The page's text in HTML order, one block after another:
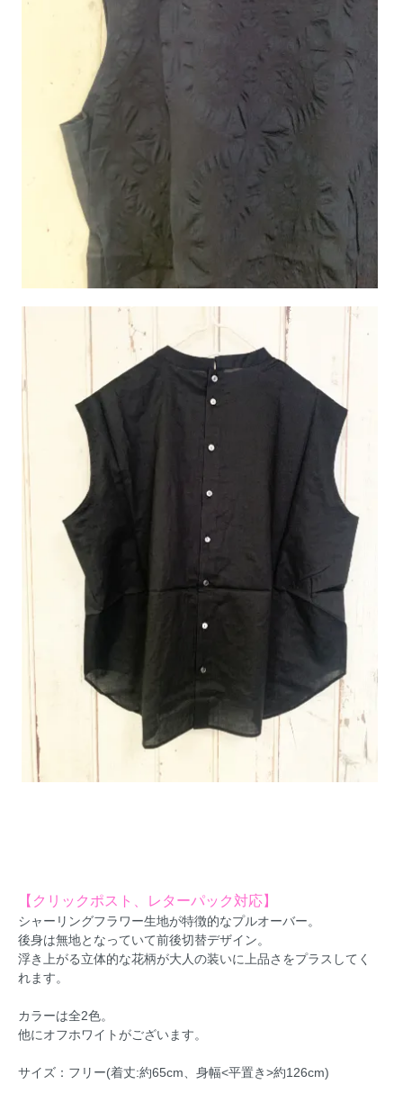
【クリックポスト、レターパック対応】
シャーリングフラワー生地が特徴的なプルオーバー。
後身は無地となっていて前後切替デザイン。
浮き上がる立体的な花柄が大人の装いに上品さをプラスしてく
れます。
カラーは全2色。
他にオフホワイトがございます。
サイズ：フリー(着丈:約65cm、身幅<平置き>約126cm)